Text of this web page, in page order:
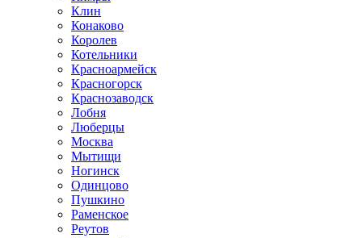
Клин
Конаково
Королев
Котельники
Красноармейск
Красногорск
Краснозаводск
Лобня
Люберцы
Москва
Мытищи
Ногинск
Одинцово
Пушкино
Раменское
Реутов